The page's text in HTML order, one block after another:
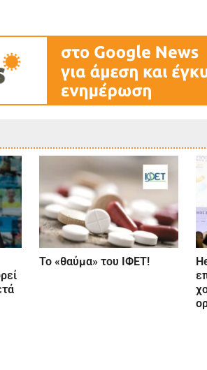
Το «θαύμα» του ΙΦΕΤ!